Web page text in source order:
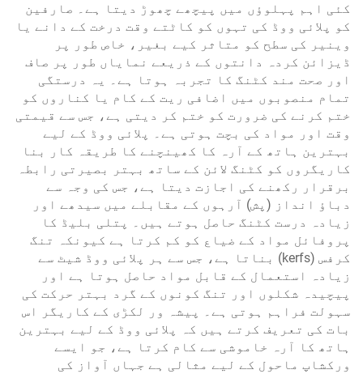
کئی اہم پہلوؤں میں پیچھے چھوڑ دیتا ہے۔ صارفین
کو پلائی ووڈ کی تہوں کو کاٹتے وقت درخت کے دانے یا
وینیر کی سطح کو متاثر کیے بغیر، خاص طور پر
ڈیزائن کردہ دانتوں کے ذریعے نمایاں طور پر صاف
اور صحت مند کٹنگ کا تجربہ ہوتا ہے۔ یہ درستگی
تمام منصوبوں میں اضافی ریت کے کام یا کناروں کو
ختم کرنے کی ضرورت کو ختم کر دیتی ہے، جس سے قیمتی
وقت اور مواد کی بچت ہوتی ہے۔ پلائی ووڈ کے لیے
بہترین ہاتھ کے آرہ کا کھینچنے کا طریقہ کار بنا
کاریگروں کو کٹنگ لائن کے ساتھ بہتر بصیرتی رابطہ
برقرار رکھنے کی اجازت دیتا ہے، جس کی وجہ سے
دباؤ انداز (پش) آرہوں کے مقابلے میں سیدھے اور
زیادہ درست کٹنگ حاصل ہوتے ہیں۔ پتلی بلیڈ کا
پروفائل مواد کے ضیاع کو کم کرتا ہے کیونکہ تنگ
کرفس (kerfs) بناتا ہے، جس سے ہر پلائی ووڈ شیٹ سے
زیادہ استعمال کے قابل مواد حاصل ہوتا ہے اور
پیچیدہ شکلوں اور تنگ کونوں کے گرد بہتر حرکت کی
سہولت فراہم ہوتی ہے۔ پیشہ ور لکڑی کے کاریگر اس
بات کی تعریف کرتے ہیں کہ پلائی ووڈ کے لیے بہترین
ہاتھ کا آرہ خاموشی سے کام کرتا ہے، جو ایسے
ورکشاپ ماحول کے لیے مثالی ہے جہاں آواز کی